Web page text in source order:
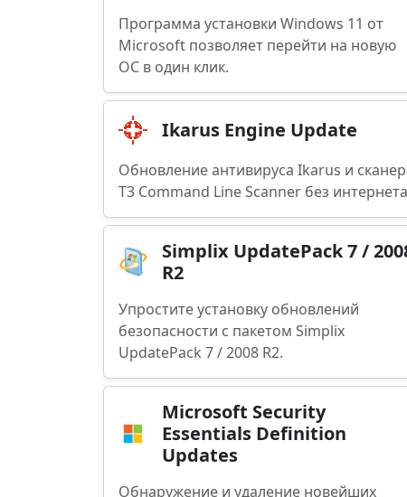
Программа установки Windows 11 от
Microsoft позволяет перейти на новую
ОС в один клик.
Ikarus Engine Update
Обновление антивируса Ikarus и
T3 Command Line Scanner без интернета
Simplix UpdatePack 7 /
R2
Упростите установку обновлений
безопасности с пакетом Simplix
UpdatePack 7 / 2008 R2.
Microsoft Security
Essentials Definition
Updates
Обнаружение и удаление новейших